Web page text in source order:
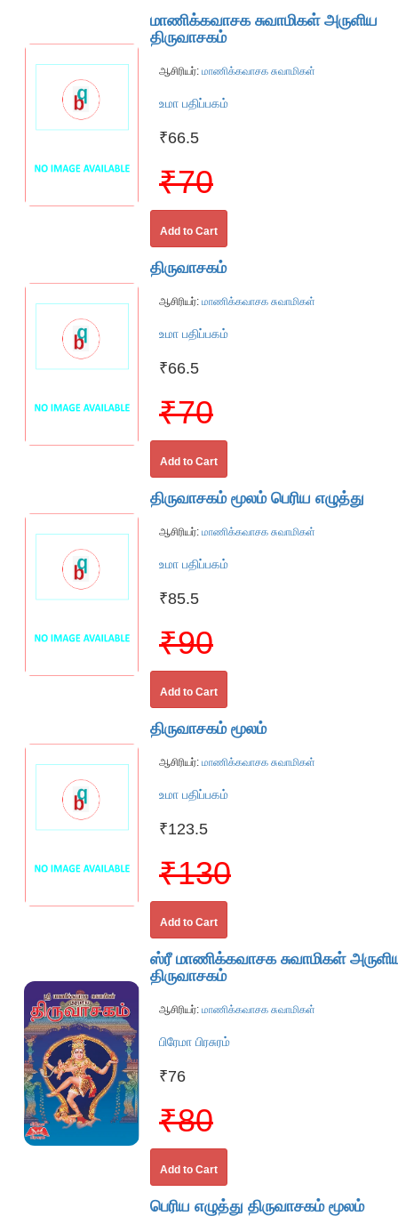
மாணிக்கவாசக சுவாமிகள் அருளிய
திருவாசகம்
ஆசிரியர்: மாணிக்கவாசக சுவாமிகள்
உமா பதிப்பகம்
₹66.5
₹70
Add to Cart
திருவாசகம்
ஆசிரியர்: மாணிக்கவாசக சுவாமிகள்
உமா பதிப்பகம்
₹66.5
₹70
Add to Cart
திருவாசகம் மூலம் பெரிய எழுத்து
ஆசிரியர்: மாணிக்கவாசக சுவாமிகள்
உமா பதிப்பகம்
₹85.5
₹90
Add to Cart
திருவாசகம் மூலம்
ஆசிரியர்: மாணிக்கவாசக சுவாமிகள்
உமா பதிப்பகம்
₹123.5
₹130
Add to Cart
ஸ்ரீ மாணிக்கவாசக சுவாமிகள்
திருவாசகம்
ஆசிரியர்: மாணிக்கவாசக சுவாமிகள்
பிரேமா பிரசுரம்
₹76
₹80
Add to Cart
பெரிய எழுத்து திருவாசகம் மூலம்